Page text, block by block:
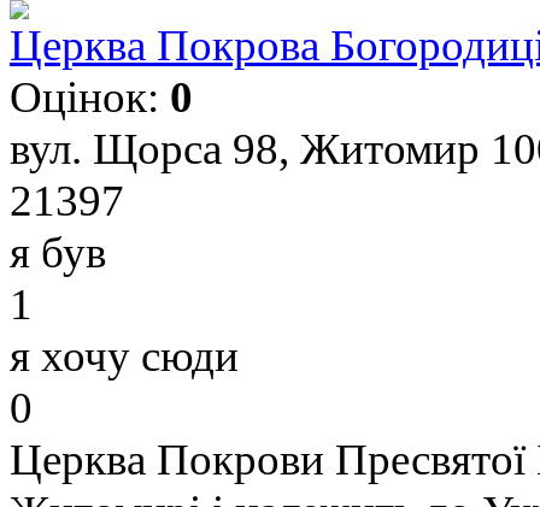
Церква Покрова
Оцінок: 0
вул. Щорса 98, Житомир
21397
я був
1
я хочу сюди
0
Церква Покрови Пресвятої